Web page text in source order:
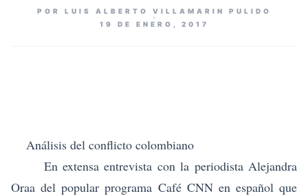
POR LUIS ALBERTO VILLAMARIN PULIDO
19 DE ENERO, 2017
Análisis del conflicto colombiano
En extensa entrevista con la periodista Alejandra
Oraa del popular programa Café CNN en español que